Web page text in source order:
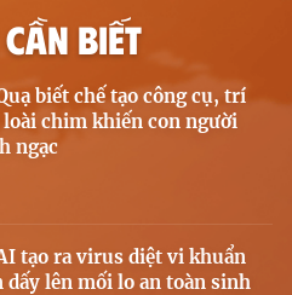
BIẾT
biết chế tạo công cụ, trí
loài chim khiến con người
ngạc
tạo ra virus diệt vi khuẩn
dấy lên mối lo an toàn sinh